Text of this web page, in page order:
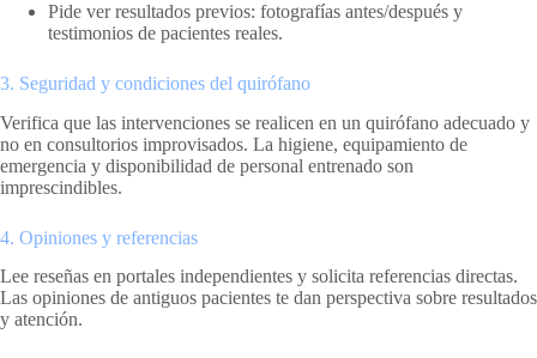
Pide ver resultados previos: fotografías antes/después y
testimonios de pacientes reales.
3. Seguridad y condiciones del quirófano
Verifica que las intervenciones se realicen en un quirófano adecuado y
no en consultorios improvisados. La higiene, equipamiento de
emergencia y disponibilidad de personal entrenado son
imprescindibles.
4. Opiniones y referencias
Lee reseñas en portales independientes y solicita referencias directas.
Las opiniones de antiguos pacientes te dan perspectiva sobre resultados
y atención.